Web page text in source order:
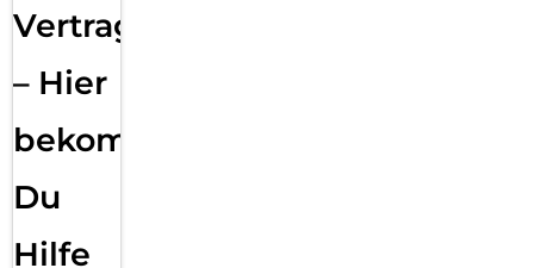
Vertragsabwicklung
– Hier
bekommst
Du
Hilfe